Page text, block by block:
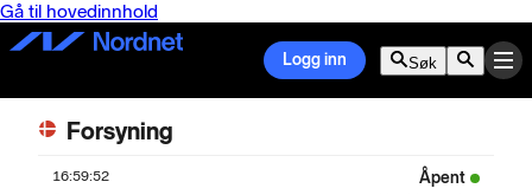
Gå til hovedinnhold
Logg inn Søk
Forsyning
16:59:52
Åpent